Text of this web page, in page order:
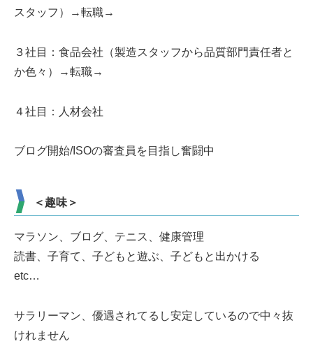
スタッフ）→転職→
３社目：食品会社（製造スタッフから品質部門責任者と
か色々）→転職→
４社目：人材会社
ブログ開始/ISOの審査員を目指し奮闘中
＜趣味＞
マラソン、ブログ、テニス、健康管理
読書、子育て、子どもと遊ぶ、子どもと出かける
etc…
サラリーマン、優遇されてるし安定しているので中々抜
けれません